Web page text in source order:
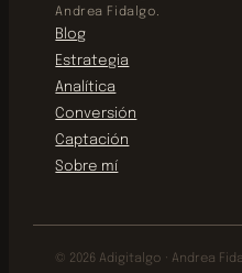
Andrea Fidalgo.
Blog
Estrategia
Analítica
Conversión
Captación
Sobre mí
© 2026 Adigitalgo · Andrea